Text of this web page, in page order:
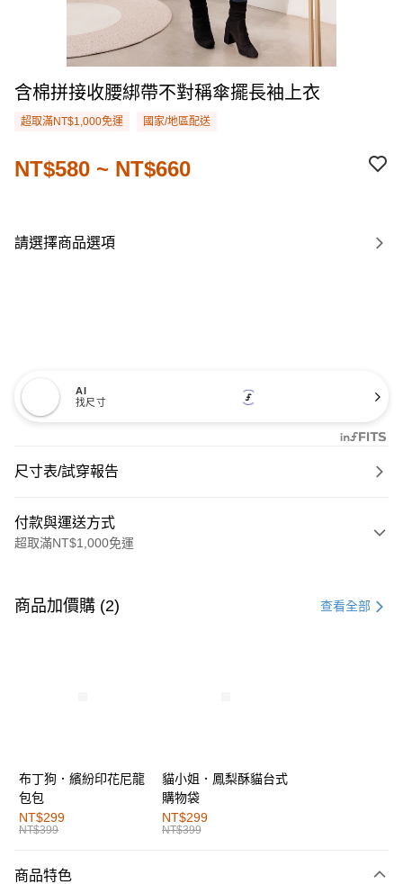
含棉拼接收腰綁帶不對稱傘擺長袖上衣
超取滿NT$1,000免運 國家/地區配送
NT$580 ~ NT$660
請選擇商品選項
AI
找尺寸
尺寸表/試穿報告
付款與運送方式
超取滿NT$1,000免運
信用卡一次付款
運送方式
全家取貨付款
每筆NT$60，滿NT$1,000(含以上)免運費
付款後全家取貨
商品加價購 (2) 查看全部
布丁狗．繽紛印花尼龍
包包
NT$299
NT$399
貓小姐．鳳梨酥貓台式
購物袋
NT$299
NT$399
商品特色